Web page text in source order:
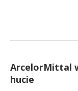
ArcelorMittal
hucie